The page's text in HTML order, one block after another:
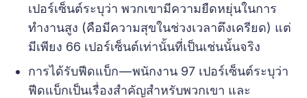
เปอร์เซ็นต์ระบุว่า พวกเขามีความยืดหยุ่นในการ
ทำงานสูง (คือมีความสุขในช่วงเวลาตึงเครียด) แต่
มีเพียง 66 เปอร์เซ็นต์เท่านั้นที่เป็นเช่นนั้นจริง
การได้รับฟีดแบ็ก — พนักงาน 97 เปอร์เซ็นต์ระบุว่า
ฟีดแบ็กเป็นเรื่องสำคัญสำหรับพวกเขา และ